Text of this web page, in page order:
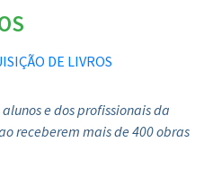
e dos profissionais da
receberem mais de 400 obras